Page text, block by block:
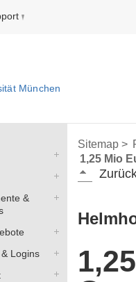
München
&
Logins
Sitemap >
1,25 Mio